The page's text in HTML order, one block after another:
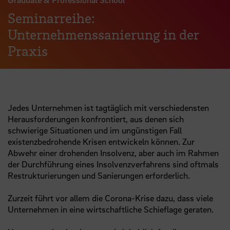
Seminarreihe:
Unternehmenssanierung in der
Praxis
Jedes Unternehmen ist tagtäglich mit verschiedensten
Herausforderungen konfrontiert, aus denen sich
schwierige Situationen und im ungünstigen Fall
existenzbedrohende Krisen entwickeln können. Zur
Abwehr einer drohenden Insolvenz, aber auch im Rahmen
der Durchführung eines Insolvenzverfahrens sind oftmals
Restrukturierungen und Sanierungen erforderlich.
Zurzeit führt vor allem die Corona-Krise dazu, dass viele
Unternehmen in eine wirtschaftliche Schieflage geraten.